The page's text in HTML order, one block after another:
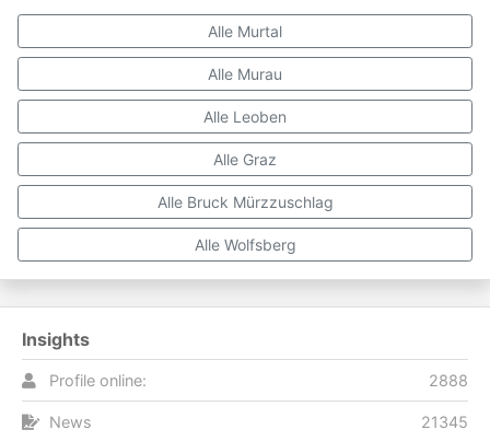
Alle Murtal
Alle Murau
Alle Leoben
Alle Graz
Alle Bruck Mürzzuschlag
Alle Wolfsberg
Insights
Profile online: 2888
News 21345